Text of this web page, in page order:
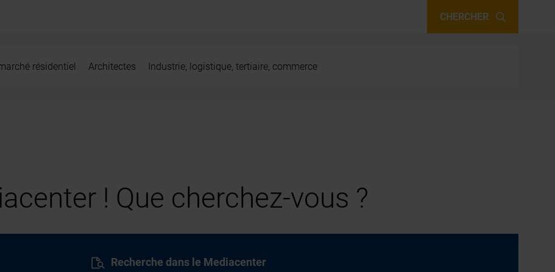
CHERCHER
résidentiel Architectes Industrie, logistique, tertiaire, commerce
! Que cherchez-vous ?
Recherche dans le Mediacenter